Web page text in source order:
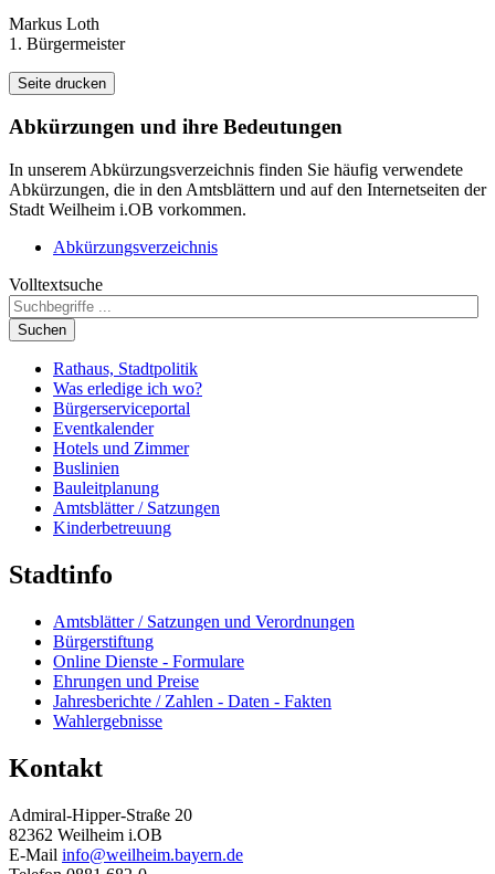
Markus Loth
1. Bürgermeister
Seite drucken
Abkürzungen und ihre Bedeutungen
In unserem Abkürzungsverzeichnis finden Sie häufig verwendete
Abkürzungen, die in den Amtsblättern und auf den Internetseiten der
Stadt Weilheim i.OB vorkommen.
Abkürzungsverzeichnis
Volltextsuche
Suchen
Rathaus, Stadtpolitik
Was erledige ich wo?
Bürgerserviceportal
Eventkalender
Hotels und Zimmer
Buslinien
Bauleitplanung
Amtsblätter / Satzungen
Kinderbetreuung
Stadtinfo
Amtsblätter / Satzungen und Verordnungen
Bürgerstiftung
Online Dienste - Formulare
Ehrungen und Preise
Jahresberichte / Zahlen - Daten - Fakten
Wahlergebnisse
Kontakt
Admiral-Hipper-Straße 20
82362 Weilheim i.OB
E-Mail info@weilheim.bayern.de